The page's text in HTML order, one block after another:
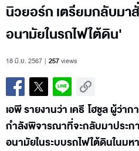
นิวยอร์ก เตรียมกลับมา
อนามัยในรถไฟใต้ดิน'
18 มิ.ย. 2567 257views
เอพี รายงานว่า เคธี โฮชูล ผู้ว่า
กำลังพิจารณาที่จะกลับมาประ
อนามัยในระบบรถไฟใต้ดินในม